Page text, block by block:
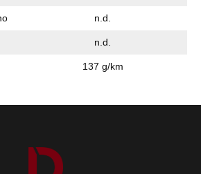
n.d.
n.d.
137 g/km